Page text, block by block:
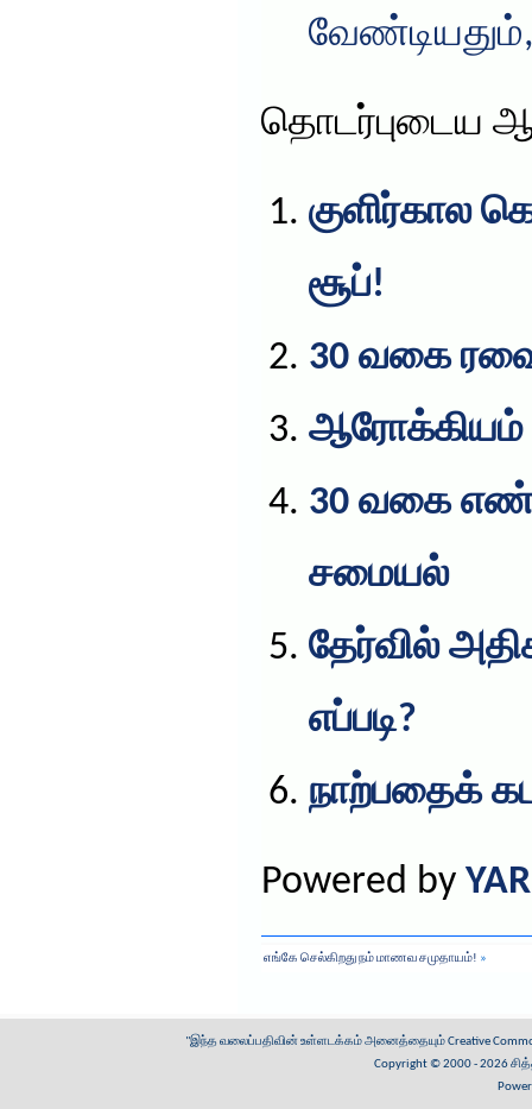
தொடர்புடைய
குளிர்கால
சூப்!
30 வகை
30 வகை
சமையல்
தேர்வில்
எப்படி?
நாற்பதைக்
Powered by
எங்கே செல்கிறது நம் மாணவ சமுதாயம்! »
"இந்த வலைப்பதிவின் உள்ளடக்கம் அனைத்தையும்Creative
Copyright © 2000 - 2026